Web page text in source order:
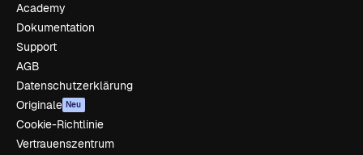
Academy
Dokumentation
Support
AGB
Datenschutzerklärung
Originale Neu
Cookie-Richtlinie
Vertrauenszentrum